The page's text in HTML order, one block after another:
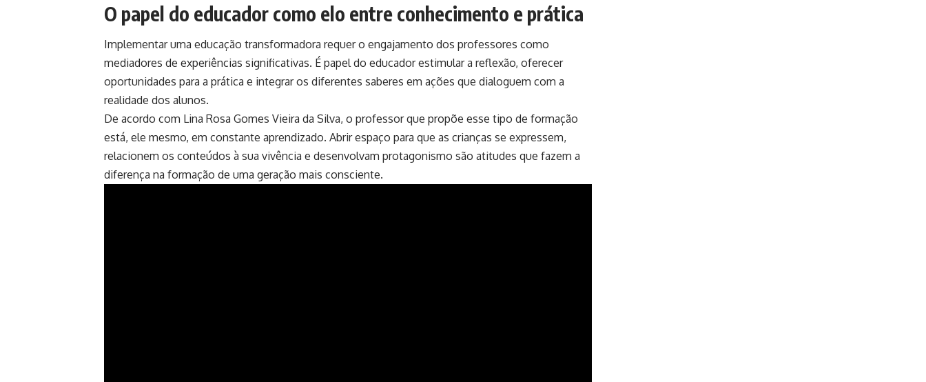
O papel do educador como elo entre conhecimento e prática
Implementar uma educação transformadora requer o engajamento dos professores como
mediadores de experiências significativas. É papel do educador estimular a reflexão, oferecer
oportunidades para a prática e integrar os diferentes saberes em ações que dialoguem com a
realidade dos alunos.
De acordo com Lina Rosa Gomes Vieira da Silva, o professor que propõe esse tipo de formação
está, ele mesmo, em constante aprendizado. Abrir espaço para que as crianças se expressem,
relacionem os conteúdos à sua vivência e desenvolvam protagonismo são atitudes que fazem a
diferença na formação de uma geração mais consciente.